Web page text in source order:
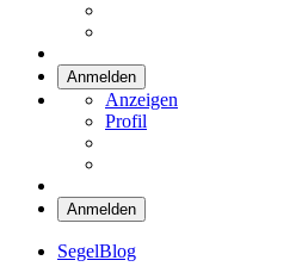
Anmelden
Anzeigen
Profil
Anmelden
SegelBlog